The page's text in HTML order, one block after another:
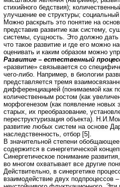
стихийного бедствия);
улучшение ее структуры; социальный
Можно раскрыть это понятие на
представив развитие как систему,
системы, сущность. Это должно
что такое развитие и где его можно
оценивать и каким образом можно
Развитие – естественный
«развитие» связывается со
чего-либо. Например, в биологии
представляется тремя
дифференциацией (понимаемой как
количественным ростом (как
морфогенезом (как появление новых
старых, их преобразование,
переструктуризация объекта).
развитие любых систем на основе
наследственность, отбор [5].
В значительной степени
содержится в синергетической
Синергетическое понимание
во многом охватывает все другие
Действительно, в синергетике
взаимодействие двух подпроцессов